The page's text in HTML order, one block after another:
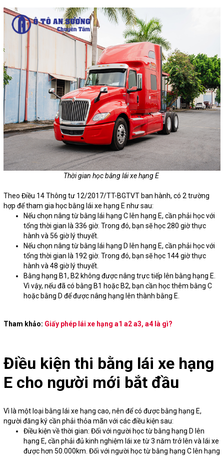
Thời gian học bằng lái xe hạng E
Theo Điều 14 Thông tư 12/2017/TT-BGTVT ban hành, có 2 trường
hợp để tham gia học bằng lái xe hạng E như sau:
Nếu chọn nâng từ bằng lái hạng C lên hạng E, cần phải học với
tổng thời gian là 336 giờ. Trong đó, bạn sẽ học 280 giờ thực
hành và 56 giờ lý thuyết.
Nếu chọn nâng từ bằng lái hạng D lên hạng E, cần phải học với
tổng thời gian là 192 giờ. Trong đó, bạn sẽ học 144 giờ thực
hành và 48 giờ lý thuyết.
Bằng hạng B1, B2 không được nâng trực tiếp lên bằng hạng E.
Vì vậy, nếu đã có bằng B1 hoặc B2, bạn cần học thêm bằng C
hoặc bằng D để được nâng hạng lên thành bằng E.
Tham khảo: Giấy phép lái xe hạng a1 a2 a3, a4 là gì?
Điều kiện thi bằng lái xe hạng
E cho người mới bắt đầu
Vì là một loại bằng lái xe hạng cao, nên để có được bằng hạng E,
người đăng ký cần phải thỏa mãn với các điều kiện sau:
Điều kiện về thời gian: Đối với người học từ bằng hạng D lên
hạng E, cần phải đủ kinh nghiệm lái xe từ 3 năm trở lên và lái xe
được hơn 50.000km. Đối với người học từ bằng hạng C lên hạng